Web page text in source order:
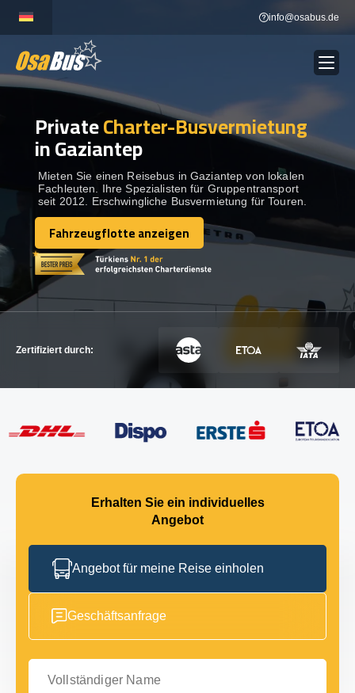
content
info@osabus.de
BUSVERMIETUNG Show dropdown
REISEZIELE Show dropdown
FLOTTE
KONTAKTIEREN SIE UNS
KONTAKTIEREN SIE UNS
PrivateCharter-Busvermietung
in Gaziantep
Mieten Sie einen Reisebus in Gaziantep von lokalen
Fachleuten. Ihre Spezialisten für Gruppentransport
seit 2012. Erschwingliche Busvermietung für Touren.
Fahrzeugflotte anzeigen
Fahrzeugflotte anzeigen
Zertifiziert durch:
Erhalten Sie ein individuelles
Angebot
Angebot für meine Reise einholen
Geschäftsanfrage
Vollständiger Name